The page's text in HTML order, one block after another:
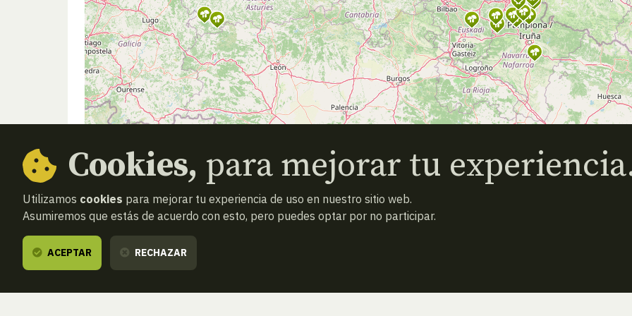
Cookies, para mejorar tu
Utilizamos cookies para mejorar tu experiencia de uso en nuestro sitio web.
Asumiremos que estás de acuerdo con esto, pero puedes optar por no participar.
ACEPTAR RECHAZAR